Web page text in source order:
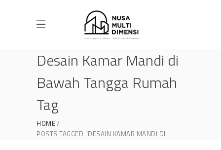
Desain Kamar Mandi di
Bawah Tangga Rumah
Tag
HOME
POSTS TAGGED "DESAIN KAMAR MANDI DI